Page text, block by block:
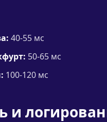
40-55 мс
50-65 мс
100-120 мс
и